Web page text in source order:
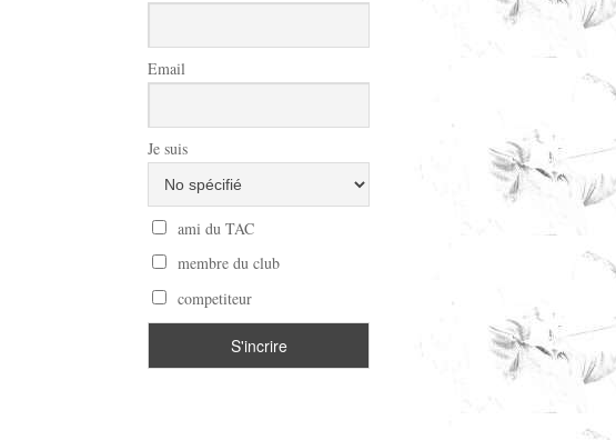
Email
Je suis
ami du TAC
membre du club
competiteur